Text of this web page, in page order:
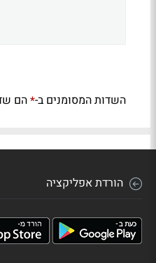
השדות המסומנים ב-*הם
הורדת אפליקציה